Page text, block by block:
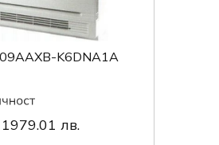
K6DNA1A
1979.01 лв.